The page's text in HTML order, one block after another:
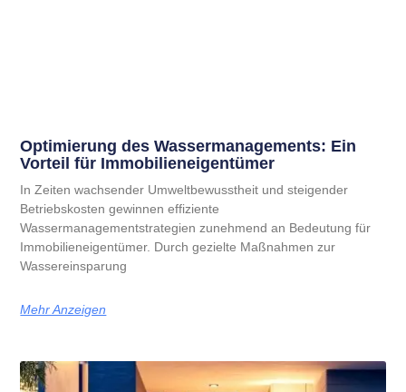
Optimierung des Wassermanagements: Ein
Vorteil für Immobilieneigentümer
In Zeiten wachsender Umweltbewusstheit und steigender
Betriebskosten gewinnen effiziente
Wassermanagementstrategien zunehmend an Bedeutung für
Immobilieneigentümer. Durch gezielte Maßnahmen zur
Wassereinsparung
Mehr Anzeigen